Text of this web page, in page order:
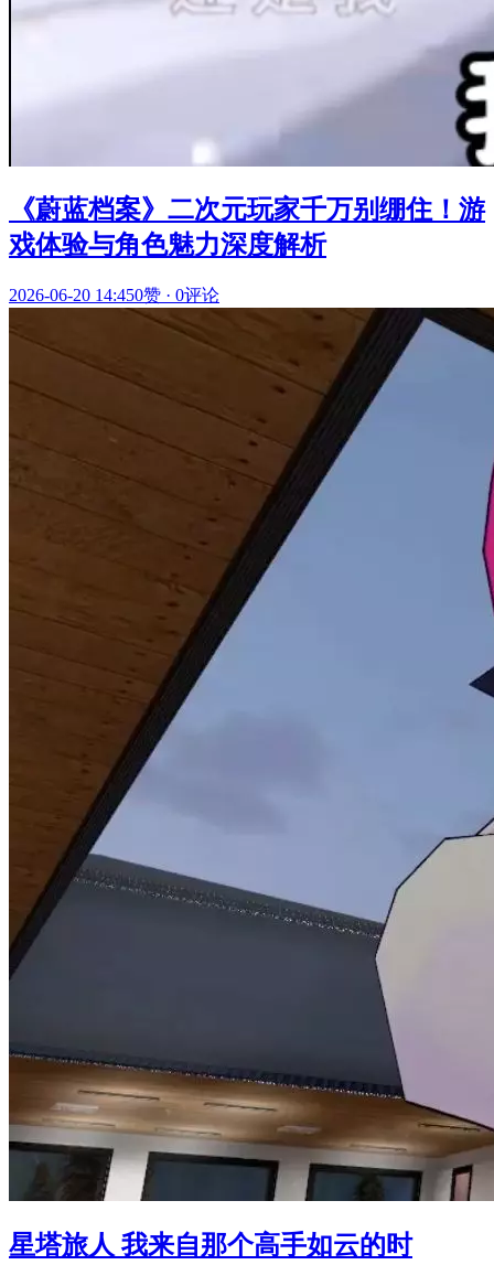
《蔚蓝档案》二次元玩家千万别绷住！游
戏体验与角色魅力深度解析
2026-06-20 14:450赞 · 0评论
星塔旅人 我来自那个高手如云的时